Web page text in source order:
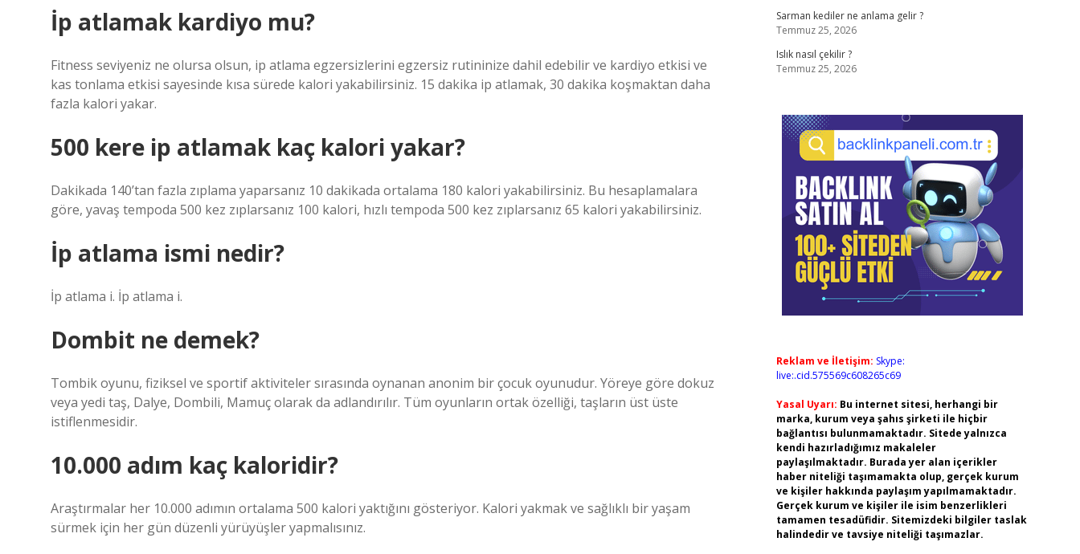
İp atlamak kardiyo mu?
Fitness seviyeniz ne olursa olsun, ip atlama egzersizlerini egzersiz rutininize dahil edebilir ve kardiyo etkisi ve
kas tonlama etkisi sayesinde kısa sürede kalori yakabilirsiniz. 15 dakika ip atlamak, 30 dakika koşmaktan daha
fazla kalori yakar.
500 kere ip atlamak kaç kalori yakar?
Dakikada 140’tan fazla zıplama yaparsanız 10 dakikada ortalama 180 kalori yakabilirsiniz. Bu hesaplamalara
göre, yavaş tempoda 500 kez zıplarsanız 100 kalori, hızlı tempoda 500 kez zıplarsanız 65 kalori yakabilirsiniz.
İp atlama ismi nedir?
İp atlama i. İp atlama i.
Dombit ne demek?
Tombik oyunu, fiziksel ve sportif aktiviteler sırasında oynanan anonim bir çocuk oyunudur. Yöreye göre dokuz
veya yedi taş, Dalye, Dombili, Mamuç olarak da adlandırılır. Tüm oyunların ortak özelliği, taşların üst üste
istiflenmesidir.
10.000 adım kaç kaloridir?
Araştırmalar her 10.000 adımın ortalama 500 kalori yaktığını gösteriyor. Kalori yakmak ve sağlıklı bir yaşam
sürmek için her gün düzenli yürüyüşler yapmalısınız.
Sarman kediler ne anlama gelir ?
Temmuz 25, 2026
Islık nasıl çekilir ?
Temmuz 25, 2026
Reklam ve İletişim: Skype:
live:.cid.575569c608265c69
Yasal Uyarı: Bu internet sitesi, herhangi bir
marka, kurum veya şahıs şirketi ile hiçbir
bağlantısı bulunmamaktadır. Sitede yalnızca
kendi hazırladığımız makaleler
paylaşılmaktadır. Burada yer alan içerikler
haber niteliği taşımamakta olup, gerçek kurum
ve kişiler hakkında paylaşım yapılmamaktadır.
Gerçek kurum ve kişiler ile isim benzerlikleri
tamamen tesadüfidir. Sitemizdeki bilgiler taslak
halindedir ve tavsiye niteliği taşımazlar.